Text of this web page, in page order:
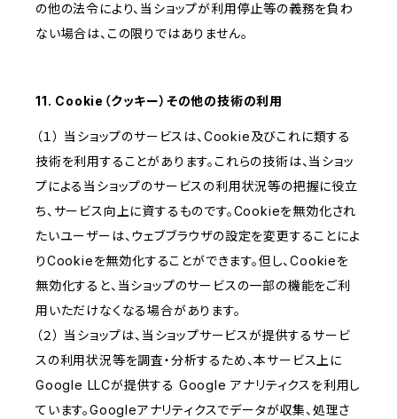
の他の法令により、当ショップが利用停止等の義務を負わ
ない場合は、この限りではありません。
11. Cookie（クッキー）その他の技術の利用
（１） 当ショップのサービスは、Cookie及びこれに類する
技術を利用することがあります。これらの技術は、当ショッ
プによる当ショップのサービスの利用状況等の把握に役立
ち、サービス向上に資するものです。Cookieを無効化され
たいユーザーは、ウェブブラウザの設定を変更することによ
りCookieを無効化することができます。但し、Cookieを
無効化すると、当ショップのサービスの一部の機能をご利
用いただけなくなる場合があります。
（２） 当ショップは、当ショップサービスが提供するサービ
スの利用状況等を調査・分析するため、本サービス上に
Google LLCが提供する Google アナリティクスを利用し
ています。Googleアナリティクスでデータが収集、処理さ